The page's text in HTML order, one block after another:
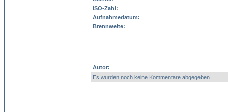
ISO-Zahl:
Aufnahmedatum:
Brennweite:
Autor:
Es wurden noch keine Kommentare abgegeben.